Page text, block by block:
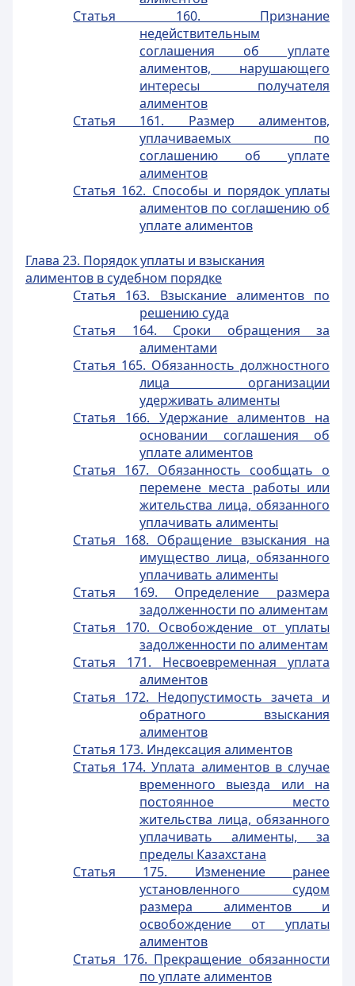
Статья 160. Признание
недействительным
соглашения об уплате
алиментов, нарушающего
интересы получателя
алиментов
Статья 161. Размер алиментов,
уплачиваемых по
соглашению об уплате
алиментов
Статья 162. Способы и порядок уплаты
алиментов по соглашению об
уплате алиментов
Глава 23. Порядок уплаты и взыскания
алиментов в судебном порядке
Статья 163. Взыскание алиментов по
решению суда
Статья 164. Сроки обращения за
алиментами
Статья 165. Обязанность должностного
лица организации
удерживать алименты
Статья 166. Удержание алиментов на
основании соглашения об
уплате алиментов
Статья 167. Обязанность сообщать о
перемене места работы или
жительства лица, обязанного
уплачивать алименты
Статья 168. Обращение взыскания на
имущество лица, обязанного
уплачивать алименты
Статья 169. Определение размера
задолженности по алиментам
Статья 170. Освобождение от уплаты
задолженности по алиментам
Статья 171. Несвоевременная уплата
алиментов
Статья 172. Недопустимость зачета и
обратного взыскания
алиментов
Статья 173. Индексация алиментов
Статья 174. Уплата алиментов в случае
временного выезда или на
постоянное место
жительства лица, обязанного
уплачивать алименты, за
пределы Казахстана
Статья 175. Изменение ранее
установленного судом
размера алиментов и
освобождение от уплаты
алиментов
Статья 176. Прекращение обязанности
по уплате алиментов